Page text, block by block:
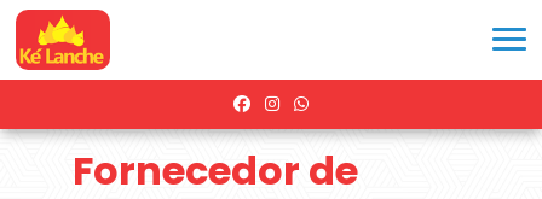
Fornecedor de